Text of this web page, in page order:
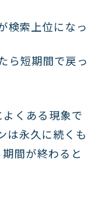
検索上位になっ
ら短期間で戻っ
くある現象で
は永久に続くも
間が終わると